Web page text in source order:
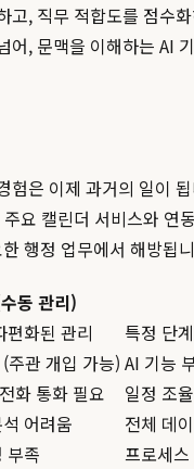
, 직무 적합도를 점
어, 문맥을 이해하는 AI
은 이제 과거의 일이
요 캘린더 서비스와
행정 업무에서 해방됩
동 관리)
편화된 관리
특정 단
주관 개입 가능) AI 기능
화 통화 필요
일정 조
어려움
전체 데
부족 프로세